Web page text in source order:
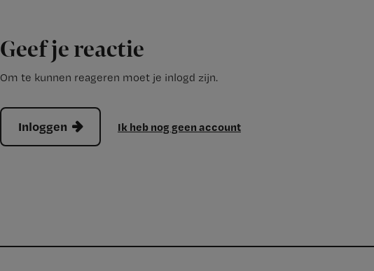
Geef je reactie
Om te kunnen reageren moet je inlogd zijn.
Inloggen Ik heb nog geen account